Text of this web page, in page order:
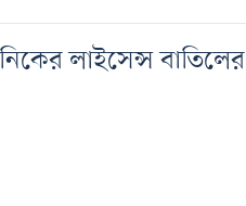
লাইসেন্স বাতিলের